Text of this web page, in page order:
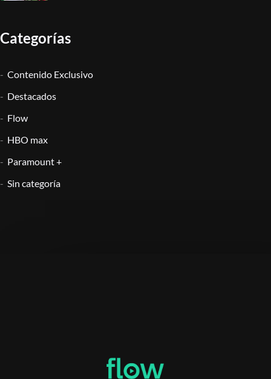
Categorías
Contenido Exclusivo
Destacados
Flow
HBO max
Paramount +
Sin categoría